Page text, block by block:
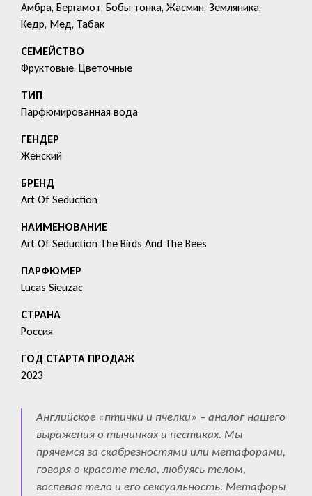
Амбра, Бергамот, Бобы тонка, Жасмин, Земляника,
Кедр, Мед, Табак
СЕМЕЙСТВО
Фруктовые, Цветочные
ТИП
Парфюмированная вода
ГЕНДЕР
Женский
БРЕНД
Art Of Seduction
HАИМЕНОВАНИЕ
Art Of Seduction The Birds And The Bees
ПАРФЮМЕР
Lucas Sieuzac
СТРАНА
Россия
ГОД СТАРТА ПРОДАЖ
2023
Английское «птички и пчелки» – аналог нашего
выражения о тычинках и пестиках. Мы
прячемся за скабрезностями или метафорами,
говоря о красоте тела, любуясь телом,
воспевая тело и его сексуальность. Метафоры